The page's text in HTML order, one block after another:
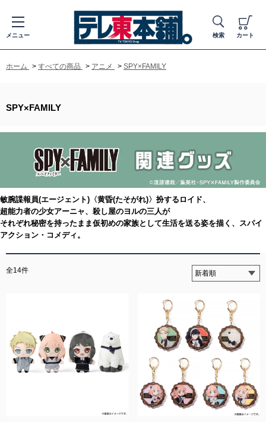
メニュー 検索 カート
ホーム > すべての商品 > アニメ > SPY×FAMILY
SPY×FAMILY
敏腕諜報員(エージェント)〈黄昏(たそがれ)〉扮するロイド、
超能力者の少女アーニャ、殺し屋のヨルの三人が
それぞれ秘密を持ったまま仮初めの家族として生活を送る姿を描く、スパイ
アクション・コメディ。
全14件